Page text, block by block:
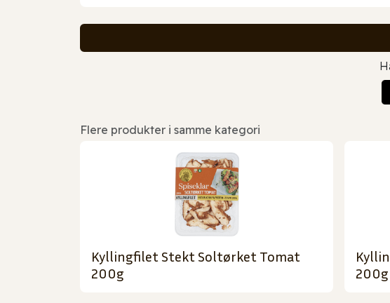
Flere produkter i samme kategori
Kyllingfilet Stekt Soltørket Tomat
200g
200g